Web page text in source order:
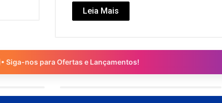
Leia Mais
• Siga-nos para Ofertas e Lançamentos!